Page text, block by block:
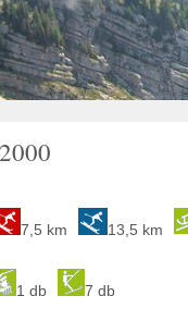
7,5 km 13,5 km
1 db 7 db